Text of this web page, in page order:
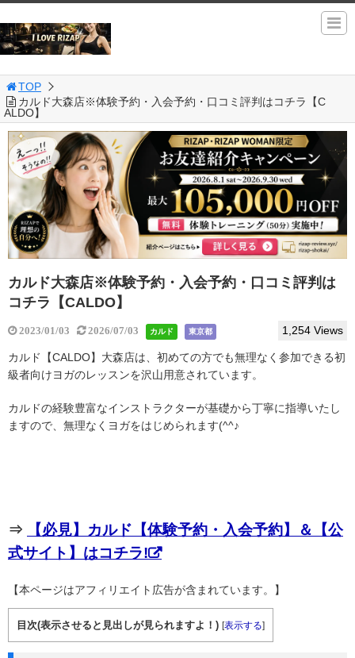
TOP
カルド大森店※体験予約・入会予約・口コミ評判はコチラ【C
ALDO】
カルド大森店※体験予約・入会予約・口コミ評判は
コチラ【CALDO】
2023/01/03 2026/07/03 カルド 東京都 1,254 Views
カルド【CALDO】大森店は、初めての方でも無理なく参加できる初
級者向けヨガのレッスンを沢山用意されています。
カルドの経験豊富なインストラクターが基礎から丁寧に指導いたし
ますので、無理なくヨガをはじめられます(^^♪
⇒
【必見】カルド【体験予約・入会予約】＆【公
式サイト】はコチラ!
【本ページはアフィリエイト広告が含まれています。】
目次(表示させると見出しが見られますよ！) [表示する]